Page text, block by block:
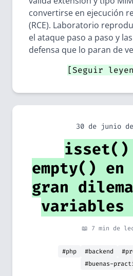
convertirse en ejecución
(RCE). Laboratorio
el ataque paso a paso y
defensa que lo paran de
[Seguir
30 de junio
isset()
empty() en
gran
variables
📖 7 min de
#php #backend
#buenas-